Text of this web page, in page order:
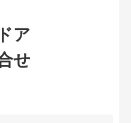
ア
せ